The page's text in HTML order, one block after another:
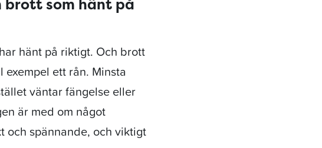
brott som hänt på
hänt på riktigt. Och brott
ett rån. Minsta
väntar fängelse eller
är med om något
och spännande, och viktigt